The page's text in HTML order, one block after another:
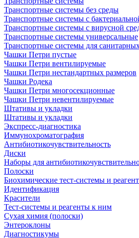
Транспортные системы без среды
Транспортные системы с
Транспортные системы с вирусной
Транспортные системы универсальные
Транспортные системы для
Чашки Петри пустые
Чашки Петри вентилируемые
Чашки Петри нестандартных размеров
Чашки Родека
Чашки Петри многосекционные
Чашки Петри невентилируемые
Штативы и укладки
Штативы и укладки
Экспресс-диагностика
Иммунохроматография
Антибиотикочувствительность
Диски
Наборы для
Полоски
Биохимические тест-системы и
Идентификация
Красители
Тест-системы и реагенты к ним
Сухая химия (полоски)
Энтероклоны
Диагностикумы